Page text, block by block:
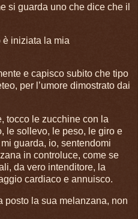
si guarda uno che dice che il
è iniziata la mia
e capisco subito che tipo
per l’umore dimostrato dai
tocco le zucchine con la
le sollevo, le peso, le giro e
guarda, io, sentendomi
in controluce, come se
da vero intenditore, la
cardiaco e annuisco.
posto la sua melanzana, non